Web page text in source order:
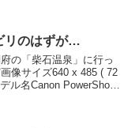
リのはずが…
の「柴石温泉」に行っ
像サイズ640 x 485 ( 72
ル名Canon PowerShot